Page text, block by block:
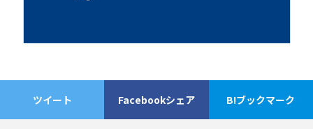
ツイート Facebookシェア B!ブックマーク